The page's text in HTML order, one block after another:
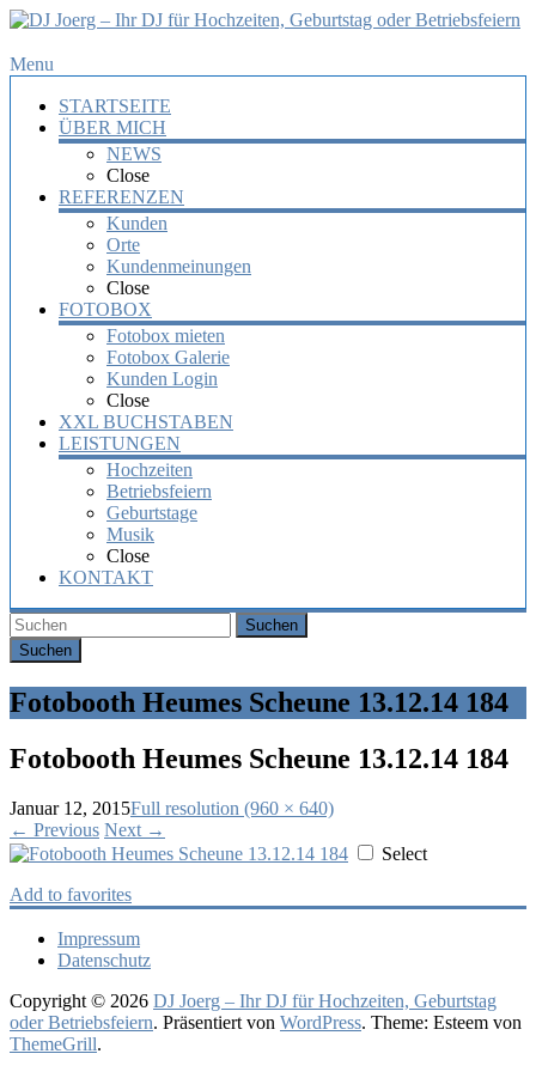
DJ
Hochzeiten,
Geburtstag
Betriebsfeiern
Geburtstag
oder
Firmenfeier.
Menu
STARTSEITE
ÜBER MICH
NEWS
Close
REFERENZEN
Kunden
Orte
Kundenmeinungen
Close
FOTOBOX
Fotobox mieten
Fotobox Galerie
Kunden Login
Close
XXL BUCHSTABEN
LEISTUNGEN
Hochzeiten
Betriebsfeiern
Geburtstage
Musik
Close
KONTAKT
Suchen
Fotobooth Heumes Scheune 13.12.14 184
Fotobooth Heumes Scheune 13.12.14 184
Januar 12, 2015Full resolution (960 × 640)
← Previous Next →
Select
Add to favorites
Impressum
Datenschutz
Copyright © 2026 DJ Joerg – Ihr DJ für Hochzeiten, Geburtstag
oder Betriebsfeiern. Präsentiert von WordPress. Theme: Esteem von
ThemeGrill.